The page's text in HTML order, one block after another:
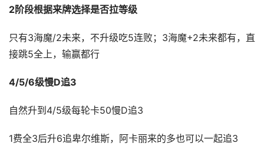
2阶段根据来牌选择是否拉等级
只有3海魔/2未来，不升级吃5连败；3海魔+2未来都有，直
接跳5全上，输赢都行
4/5/6级慢D追3
自然升到4/5级每轮卡50慢D追3
1费全3后升6追卑尔维斯，阿卡丽来的多也可以一起追3